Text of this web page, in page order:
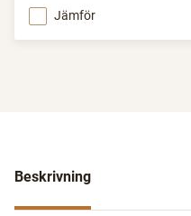
Jämför
Beskrivning